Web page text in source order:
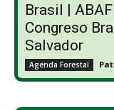
Brasil |
Congreso
Salvador
Agenda Forestal